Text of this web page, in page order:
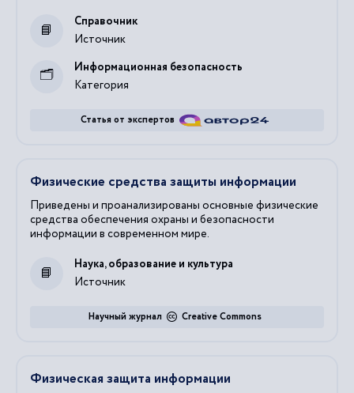
Источник
Справочник
Категория
Информационная безопасность
Статья от экспертов
Физические средства защиты информации
Приведены и проанализированы основные физические
средства обеспечения охраны и безопасности
информации в современном мире.
Источник
Наука, образование и культура
Creative Commons
Научный журнал
Физическая защита информации